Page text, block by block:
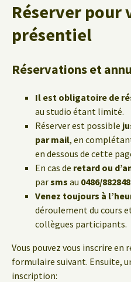
Réserver pour
présentiel
Réservations et
Il est obligatoire de
au studio étant limité.
Réserver est possible
par mail, en
en dessous de cette
En cas de retard ou
parsms au 0486/882848
Venez toujours à
déroulement du cours
collègues participants.
Vous pouvez vous inscrire
formulaire suivant. Ensuite,
inscription: